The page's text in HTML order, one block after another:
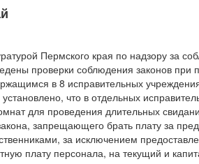
Пермского края по надзору за
проверки соблюдения законов при
в 8 исправительных
что в отдельных
для проведения длительных
запрещающего брать плату за
за исключением
плату персонала, на текущий и